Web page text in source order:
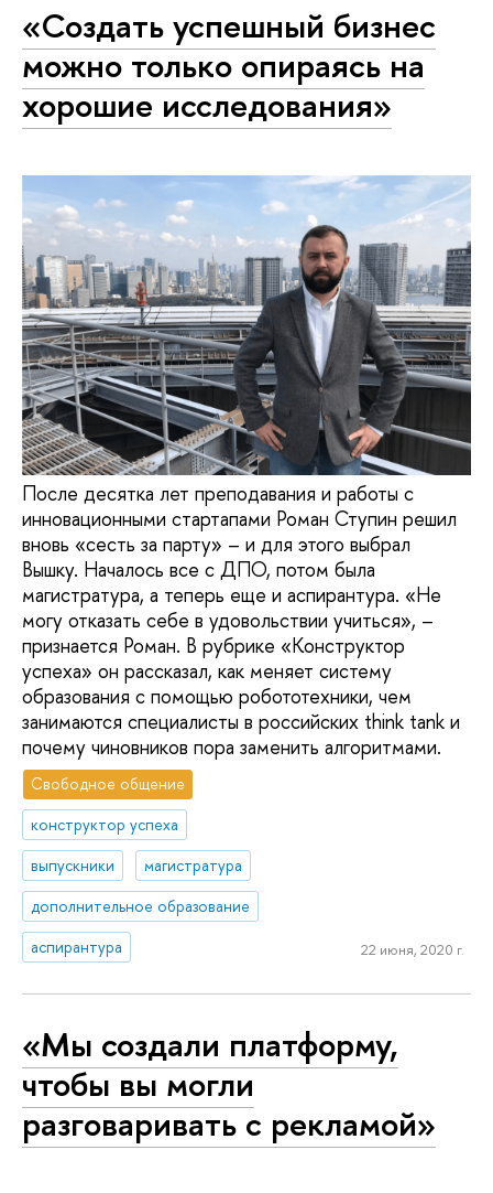
«Создать успешный бизнес
можно только опираясь на
хорошие исследования»
После десятка лет преподавания и работы с
инновационными стартапами Роман Ступин решил
вновь «сесть за парту» – и для этого выбрал
Вышку. Началось все с ДПО, потом была
магистратура, а теперь еще и аспирантура. «Не
могу отказать себе в удовольствии учиться», –
признается Роман. В рубрике «Конструктор
успеха» он рассказал, как меняет систему
образования с помощью робототехники, чем
занимаются специалисты в российских think tank и
почему чиновников пора заменить алгоритмами.
Свободное общение
конструктор успеха
выпускники
магистратура
дополнительное образование
аспирантура
22 июня, 2020 г.
«Мы создали платформу,
чтобы вы могли
разговаривать с рекламой»